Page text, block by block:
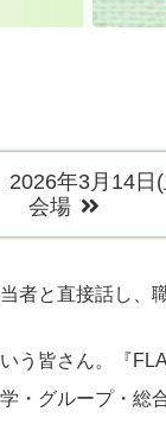
2026年3月14日(
会場
者と直接話し、
う皆さん。『
・グループ・総